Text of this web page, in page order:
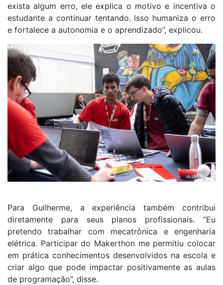
exista algum erro, ele explica o motivo e incentiva o
estudante a continuar tentando. Isso humaniza o erro
e fortalece a autonomia e o aprendizado”, explicou.
Para Guilherme, a experiência também contribui
diretamente para seus planos profissionais. “Eu
pretendo trabalhar com mecatrônica e engenharia
elétrica. Participar do Makerthon me permitiu colocar
em prática conhecimentos desenvolvidos na escola e
criar algo que pode impactar positivamente as aulas
de programação”, disse.